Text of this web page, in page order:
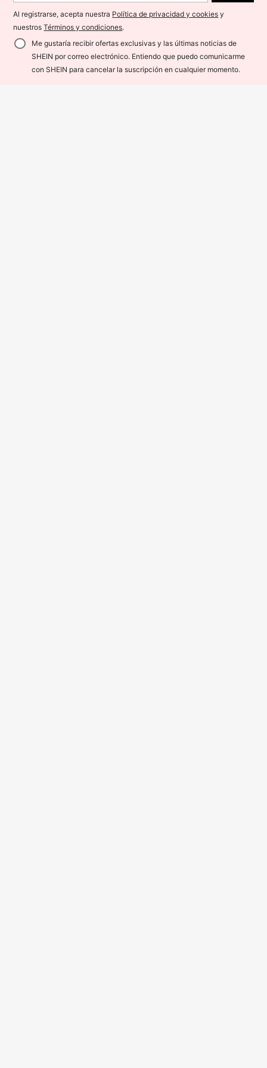
AÑADIR A LA BOLSA
Al registrarse, acepta nuestra Política de privacidad y cookies y
nuestrosTérminos y condiciones.
Me gustaría recibir ofertas exclusivas y las últimas noticias de
SHEIN por correo electrónico. Entiendo que puedo comunicarme
con SHEIN para cancelar la suscripción en cualquier momento.